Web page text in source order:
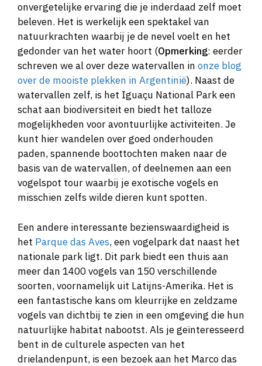
onvergetelijke ervaring die je inderdaad zelf moet
beleven. Het is werkelijk een spektakel van
natuurkrachten waarbij je de nevel voelt en het
gedonder van het water hoort (Opmerking: eerder
schreven we al over deze watervallen in onze blog
over de mooiste plekken in Argentinië). Naast de
watervallen zelf, is het Iguaçu National Park een
schat aan biodiversiteit en biedt het talloze
mogelijkheden voor avontuurlijke activiteiten. Je
kunt hier wandelen over goed onderhouden
paden, spannende boottochten maken naar de
basis van de watervallen, of deelnemen aan een
vogelspot tour waarbij je exotische vogels en
misschien zelfs wilde dieren kunt spotten.
Een andere interessante bezienswaardigheid is
het Parque das Aves, een vogelpark dat naast het
nationale park ligt. Dit park biedt een thuis aan
meer dan 1400 vogels van 150 verschillende
soorten, voornamelijk uit Latijns-Amerika. Het is
een fantastische kans om kleurrijke en zeldzame
vogels van dichtbij te zien in een omgeving die hun
natuurlijke habitat nabootst. Als je geïnteresseerd
bent in de culturele aspecten van het
drielandenpunt, is een bezoek aan het Marco das